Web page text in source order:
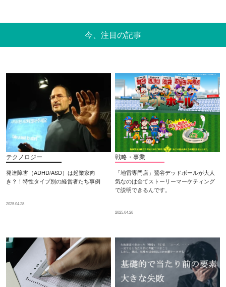
今、注目の記事
テクノロジー
発達障害（ADHD/ASD）は起業家向
き？！特性タイプ別の経営者たち事例
2025.04.28
戦略・事業
「地雷専門店」鶯谷デッドボールが大人
気なのは全てストーリーマーケティング
で説明できるんです。
2025.04.28